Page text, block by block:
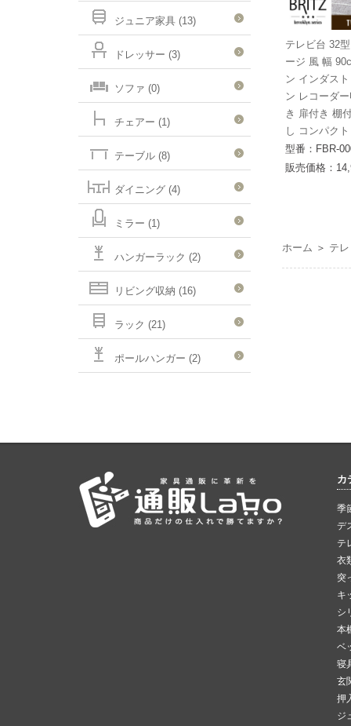
テレビ台 32
ージ 風 幅
ン インダス
ン レコーダ
き 扉付き 棚
し コンパクト
型番：FBR-
販売価格：
ホーム ＞ テ
ジュニア家具 (13)
ドレッサー (3)
ソファ (0)
チェアー (1)
テーブル (8)
ダイニング (4)
ミラー (1)
ハンガーラック (2)
リビング収納 (16)
ラック (21)
ポールハンガー (2)
カ
季
デ
テ
衣
突
キ
シ
本
ベ
寝
玄
押
ジ